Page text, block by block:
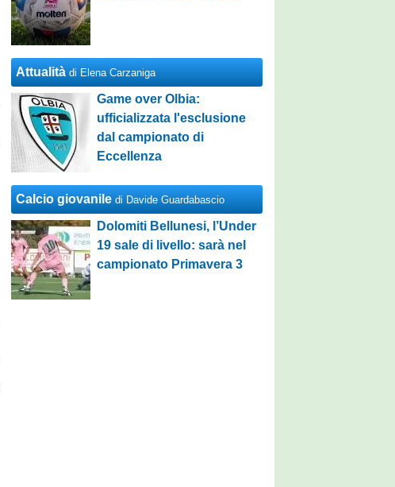
Attualità di Elena Carzaniga
Game over Olbia:
ufficializzata l'esclusione
dal campionato di
Eccellenza
Calcio giovanile di Davide Guardabascio
Dolomiti Bellunesi, l’Under
19 sale di livello: sarà nel
campionato Primavera 3